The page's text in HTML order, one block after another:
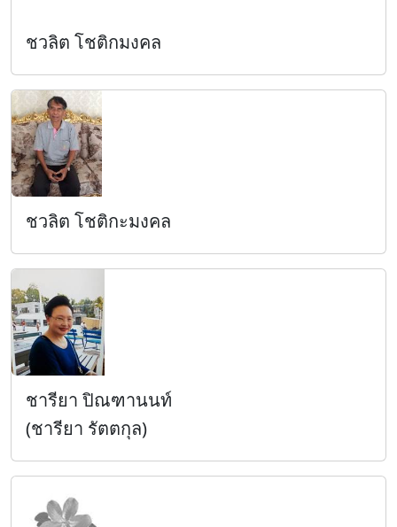
ชวลิต โชติกมงคล
ชวลิต โชติกะมงคล
ชารียา ปิณฑานนท์
(ชารียา รัตตกุล)